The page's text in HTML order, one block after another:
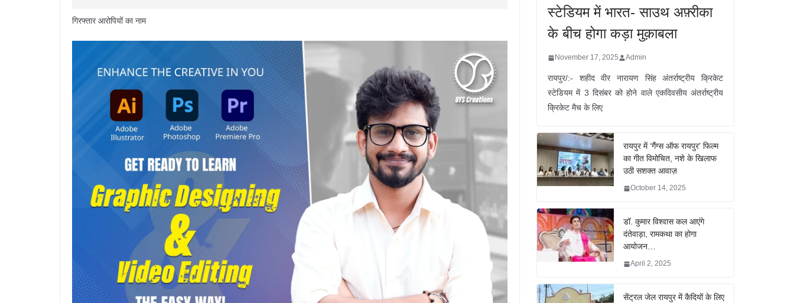
गिरफ्तार आरोपियों का नाम
स्टेडियम में भारत- साउथ अफ़्रीका
के बीच होगा कड़ा मुक़ाबला
November 17, 2025 Admin
रायपुर/:- शहीद वीर नारायण सिंह अंतर्राष्ट्रीय क्रिकेट
स्टेडियम में 3 दिसंबर को होने वाले एकदिवसीय अंतर्राष्ट्रीय
क्रिकेट मैच के लिए
रायपुर में ‘गैंग्स ऑफ रायपुर’ फिल्म
का गीत विमोचित, नशे के खिलाफ
उठी सशक्त आवाज़
October 14, 2025
डॉ. कुमार विश्वास कल आएंगे
दंतेवाड़ा, रामकथा का होगा
आयोजन…
April 2, 2025
सेंट्रल जेल रायपुर में कैदियों के लिए